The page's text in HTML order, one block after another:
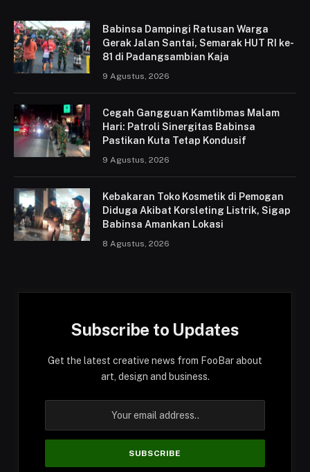
Babinsa Dampingi Ratusan Warga
Gerak Jalan Santai, Semarak HUT RI ke-
81 di Padangsambian Kaja
9 Agustus, 2026
Cegah Gangguan Kamtibmas Malam
Hari: Patroli Sinergitas Babinsa
Pastikan Kuta Tetap Kondusif
9 Agustus, 2026
Kebakaran Toko Kosmetik di Pemogan
Diduga Akibat Korsleting Listrik, Sigap
Babinsa Amankan Lokasi
8 Agustus, 2026
Subscribe to Updates
Get the latest creative news from FooBar about
art, design and business.